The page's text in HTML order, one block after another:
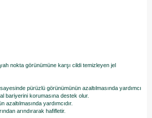
nokta görünümüne karşı cildi temizleyen jel
pürüzlü görünümünün azaltılmasında yardımcı
bariyerini korumasına destek olur.
yardımcıdır.
arındırarak hafifletir.